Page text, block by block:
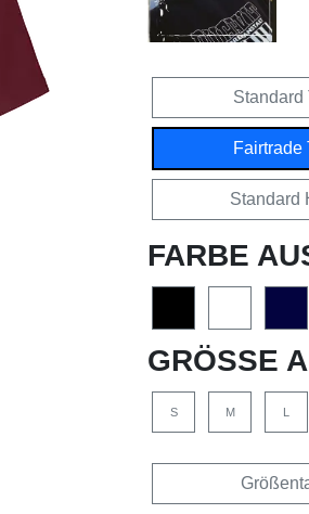
Standard
Fairtrade
Standard
FARBE
GRÖSSE
S M L